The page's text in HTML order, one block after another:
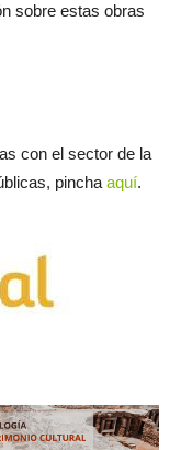
sobre estas obras
con el sector de la
pinchaaquí.